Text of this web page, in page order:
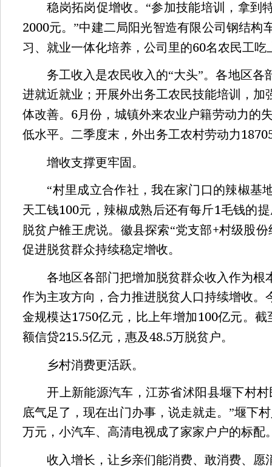
稳岗拓岗促增收。“参加技能培训，拿到
2000元。”中建二局阳光智造有限公司钢结构
习、就业一体化培养，公司里的60名农民工吃
务工收入是农民收入的“大头”。各地区各
进就近就业；开展外出务工农民技能培训，加
体改善。 6月份，城镇外来农业户籍劳动力的
低水平。二季度末，外出务工农村劳动力
增收支撑更牢固。
“村里成立合作社，我在家门口的辣椒基
天工钱100元，辣椒成熟后还有每斤1毛钱的
脱贫户雒王虎说。徽县探索“党支部+村级股份
促进脱贫群众持续稳定增收。
各地区各部门把增加脱贫群众收入作为根
作为主攻方向，合力推进脱贫人口持续增收。
金规模达1750亿元，比上年增加100亿元。截
额信贷215.5亿元，惠及48.5万脱贫户。
乡村消费更活跃。
开上新能源汽车，江苏省沭阳县堰下村村
底气足了，现在出门办事，说走就走。”堰下
万元，小汽车、高清电视成了家家户户的标配
收入增长，让乡亲们能消费、敢消费、愿